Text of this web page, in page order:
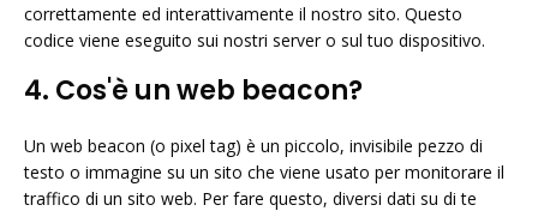
correttamente ed interattivamente il nostro sito. Questo
codice viene eseguito sui nostri server o sul tuo dispositivo.
4. Cos'è un web beacon?
Un web beacon (o pixel tag) è un piccolo, invisibile pezzo di
testo o immagine su un sito che viene usato per monitorare il
traffico di un sito web. Per fare questo, diversi dati su di te